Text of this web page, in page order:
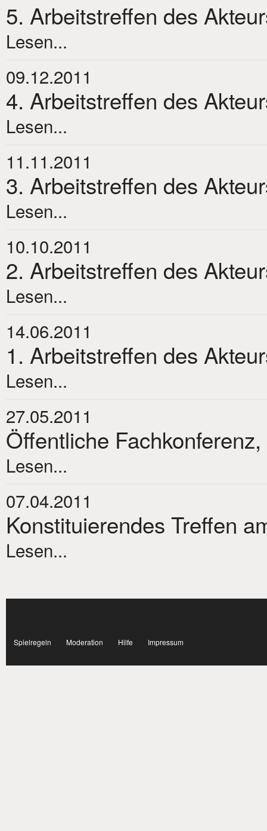
5. Arbeitstreffen des
Lesen...
09.12.2011
4. Arbeitstreffen des
Lesen...
11.11.2011
3. Arbeitstreffen des
Lesen...
10.10.2011
2. Arbeitstreffen des
Lesen...
14.06.2011
1. Arbeitstreffen des
Lesen...
27.05.2011
Öffentliche
Lesen...
07.04.2011
Konstituierendes Treffen
Lesen...
Spielregeln Moderation Hilfe Impressum